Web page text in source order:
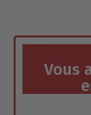
Vous